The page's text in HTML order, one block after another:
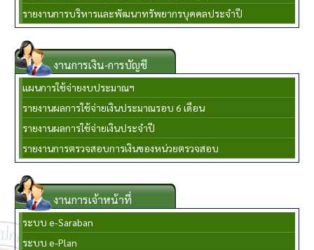
รายงานการบริหารและพัฒนาทรัพยากรบุคคลประจำปี
งานการเงิน-การบัญชี
แผนการใช้จ่ายงบประมาณฯ
รายงานผลการใช้จ่ายเงินประมาณรอบ 6 เดือน
รายงานผลการใช้จ่ายเงินประจำปี
รายงานการตรวจสอบการเงินของหน่วยตรวจสอบ
งานการเจ้าหน้าที่
ระบบ e-Saraban
ระบบ e-Plan